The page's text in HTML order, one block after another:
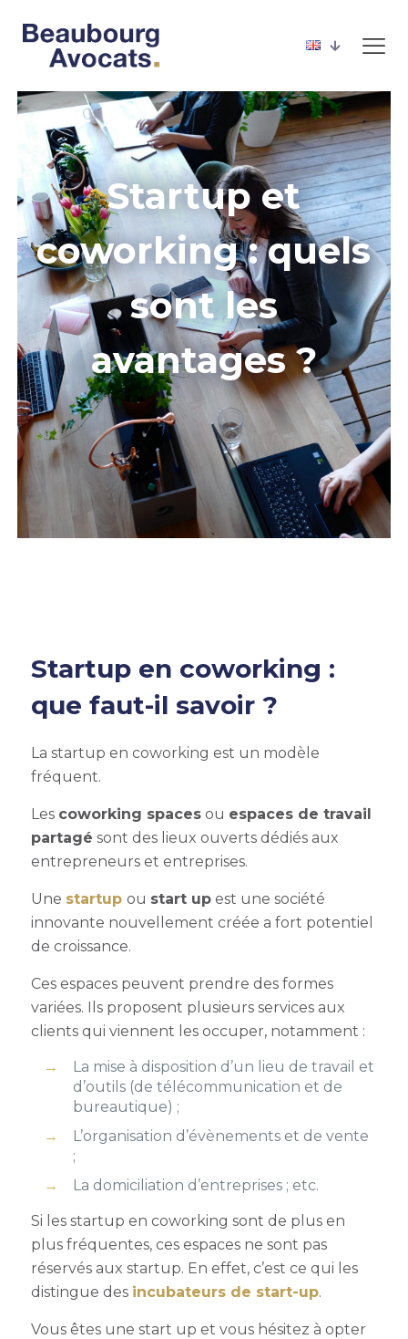
Startup et
coworking : quels
sont les
avantages ?
Startup en coworking :
que faut-il savoir ?
La startup en coworking est un modèle
fréquent.
Les coworking spacesou espaces de travail
partagé sont des lieux ouverts dédiés aux
entrepreneurs et entreprises.
Une startup ou start upest une société
innovante nouvellement créée a fort potentiel
de croissance.
Ces espaces peuvent prendre des formes
variées. Ils proposent plusieurs services aux
clients qui viennent les occuper, notamment :
La mise à disposition d’un lieu de travail et
d’outils (de télécommunication et de
bureautique) ;
L’organisation d’évènements et de vente
;
La domiciliation d’entreprises ; etc.
Si les startup en coworking sont de plus en
plus fréquentes, ces espaces ne sont pas
réservés aux startup. En effet, c’est ce qui les
distingue des incubateurs de start-up.
Vous êtes une start up et vous hésitez à opter